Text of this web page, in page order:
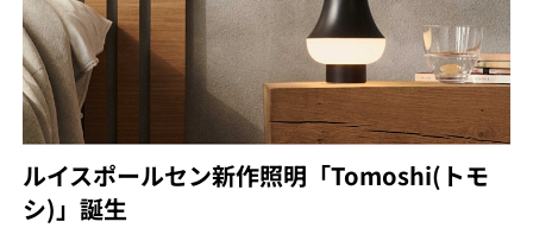
ルイスポールセン新作照明「Tomoshi(トモ
シ)」誕生